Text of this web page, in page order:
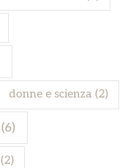
donne e scienza (2)
(6)
(2)